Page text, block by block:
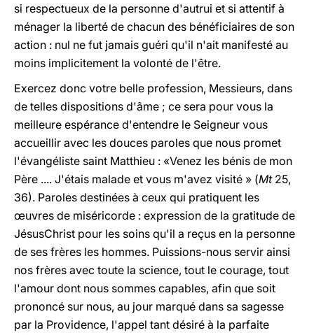
si respectueux de la personne d'autrui et si attentif à
ménager la liberté de chacun des bénéficiaires de son
action : nul ne fut jamais guéri qu'il n'ait manifesté au
moins implicitement la volonté de l'être.
Exercez donc votre belle profession, Messieurs, dans
de telles dispositions d'âme ; ce sera pour vous la
meilleure espérance d'entendre le Seigneur vous
accueillir avec les douces paroles que nous promet
l'évangéliste saint Matthieu : «Venez les bénis de mon
Père .... J'étais malade et vous m'avez visité » (Mt25,
36). Paroles destinées à ceux qui pratiquent les
œuvres de miséricorde : expression de la gratitude de
Jésus­Christ pour les soins qu'il a reçus en la personne
de ses frères les hommes. Puissions-nous servir ainsi
nos frères avec toute la science, tout le courage, tout
l'amour dont nous sommes capables, afin que soit
prononcé sur nous, au jour marqué dans sa sagesse
par la Providence, l'appel tant désiré à la parfaite